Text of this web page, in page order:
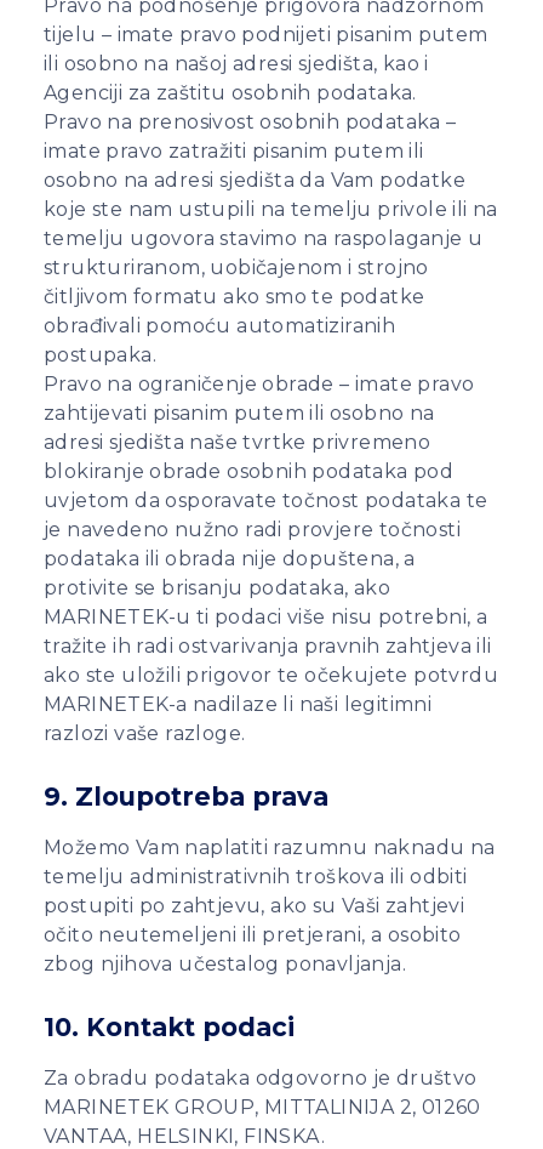
Pravo na podnošenje prigovora nadzornom
tijelu – imate pravo podnijeti pisanim putem
ili osobno na našoj adresi sjedišta, kao i
Agenciji za zaštitu osobnih podataka.
Pravo na prenosivost osobnih podataka –
imate pravo zatražiti pisanim putem ili
osobno na adresi sjedišta da Vam podatke
koje ste nam ustupili na temelju privole ili na
temelju ugovora stavimo na raspolaganje u
strukturiranom, uobičajenom i strojno
čitljivom formatu ako smo te podatke
obrađivali pomoću automatiziranih
postupaka.
Pravo na ograničenje obrade – imate pravo
zahtijevati pisanim putem ili osobno na
adresi sjedišta naše tvrtke privremeno
blokiranje obrade osobnih podataka pod
uvjetom da osporavate točnost podataka te
je navedeno nužno radi provjere točnosti
podataka ili obrada nije dopuštena, a
protivite se brisanju podataka, ako
MARINETEK-u ti podaci više nisu potrebni, a
tražite ih radi ostvarivanja pravnih zahtjeva ili
ako ste uložili prigovor te očekujete potvrdu
MARINETEK-a nadilaze li naši legitimni
razlozi vaše razloge.
9. Zloupotreba prava
Možemo Vam naplatiti razumnu naknadu na
temelju administrativnih troškova ili odbiti
postupiti po zahtjevu, ako su Vaši zahtjevi
očito neutemeljeni ili pretjerani, a osobito
zbog njihova učestalog ponavljanja.
10. Kontakt podaci
Za obradu podataka odgovorno je društvo
MARINETEK GROUP, MITTALINIJA 2, 01260
VANTAA, HELSINKI, FINSKA.